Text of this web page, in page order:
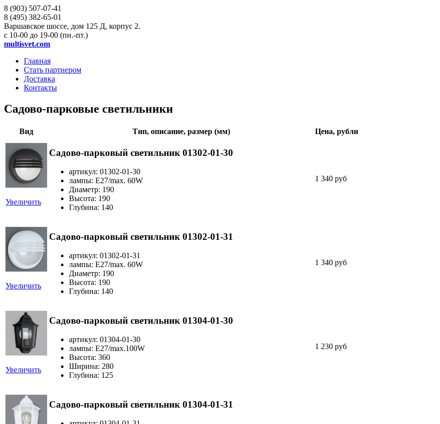
8 (903) 507-07-41
8 (495) 382-65-01
Варшавское шоссе, дом 125 Д, корпус 2.
с 10-00 до 19-00 (пн.-пт.)
multisvet.com
Главная
Стать партнером
Доставка
Контакты
Садово-парковые светильники
Вид Тип, описание, размер (мм) Цена, рубли
Увеличить
Садово-парковый светильник 01302-01-30
артикул: 01302-01-30
лампы: E27/max. 60W
Диаметр: 190
Высота: 190
Глубина: 140
1 340 руб
Увеличить
Садово-парковый светильник 01302-01-31
артикул: 01302-01-31
лампы: E27/max. 60W
Диаметр: 190
Высота: 190
Глубина: 140
1 340 руб
Увеличить
Садово-парковый светильник 01304-01-30
артикул: 01304-01-30
лампы: E27/max.100W
Высота: 360
Ширина: 280
Глубина: 125
1 230 руб
Садово-парковый светильник 01304-01-31